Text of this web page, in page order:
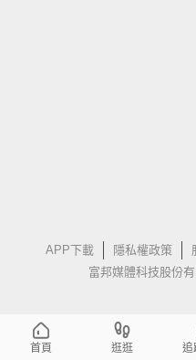
APP下載 隱私權政策
富邦媒體科技股份
首頁 逛逛 追